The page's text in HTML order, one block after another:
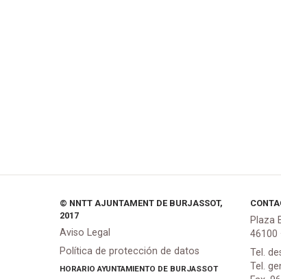
© NNTT AJUNTAMENT DE BURJASSOT,
2017
Aviso Legal
Política de protección de datos
HORARIO AYUNTAMIENTO DE BURJASSOT
Plaza
46100
Tel.
Tel.